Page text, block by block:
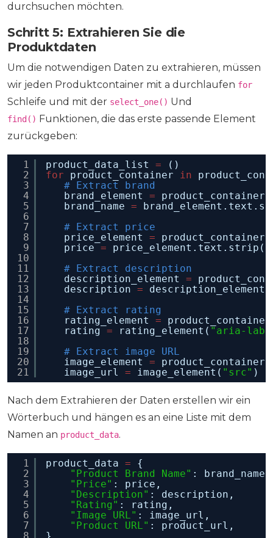
durchsuchen möchten.
Schritt 5: Extrahieren Sie die
Produktdaten
Um die notwendigen Daten zu extrahieren, müssen
wir jeden Produktcontainer mit a durchlaufen for
Schleife und mit der select_one() Und
find() Funktionen, die das erste passende Element
zurückgeben:
1
2
3
4
5
6
7
8
9
10
11
12
13
14
15
16
17
18
19
20
21
product_data_list =
()
for
product_container in
# Extract brand
brand_element =
brand_name =
# Extract price
price_element =
price =
# Extract description
description_element =
description = description_element(
# Extract rating
rating_element =
rating = rating_element( "aria-
# Extract image URL
image_element =
image_url = image_element( "src" )
Nach dem Extrahieren der Daten erstellen wir ein
Wörterbuch und hängen es an eine Liste mit dem
Namen an product_data.
1
2
3
4
5
6
7
product_data =
{
"Product Brand Name" : brand_name,
"Price" : price,
"Description" : description,
"Rating" : rating,
"Image URL" : image_url,
"Product URL" : product_url,